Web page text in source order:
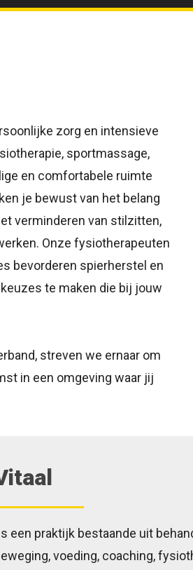
zorg en intensieve
sportmassage,
en comfortabele ruimte
je bewust van het belang
verminderen van stilzitten,
Onze fysiotherapeuten
bevorderen spierherstel en
te maken die bij jouw
streven we ernaar om
in een omgeving waar jij
een praktijk bestaande uit
voeding, coaching,